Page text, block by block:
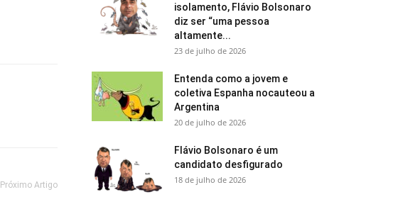
Próximo Artigo
isolamento, Flávio Bolsonaro
diz ser “uma pessoa
altamente...
23 de julho de 2026
Entenda como a jovem e
coletiva Espanha nocauteou a
Argentina
20 de julho de 2026
Flávio Bolsonaro é um
candidato desfigurado
18 de julho de 2026